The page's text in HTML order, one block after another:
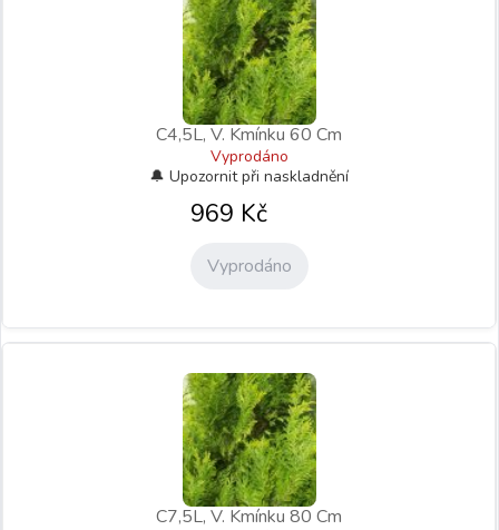
C4,5L, V. Kmínku 60 Cm
Vyprodáno
969 Kč
Vyprodáno
C7,5L, V. Kmínku 80 Cm